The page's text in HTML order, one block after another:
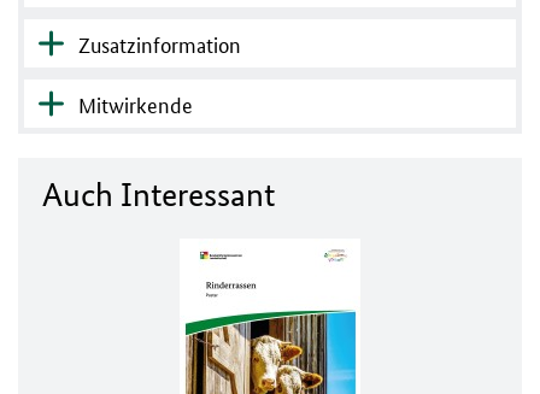
Zusatzinformation
Mitwirkende
Auch Interessant